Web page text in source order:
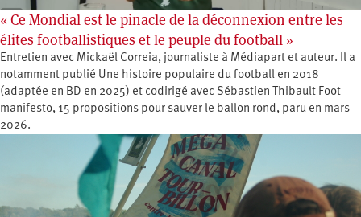
« Ce Mondial est le pinacle de la déconnexion entre les
élites footballistiques et le peuple du football »
Entretien avec Mickaël Correia, journaliste à Médiapart et auteur. Il a
notamment publié Une histoire populaire du football en 2018
(adaptée en BD en 2025) et codirigé avec Sébastien Thibault Foot
manifesto, 15 propositions pour sauver le ballon rond, paru en mars
2026.